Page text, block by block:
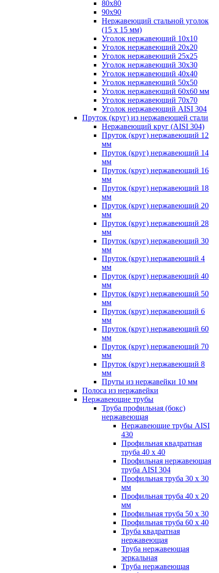
80х80
90х90
Нержавеющий стальной уголок
(15 х 15 мм)
Уголок нержавеющий 10х10
Уголок нержавеющий 20х20
Уголок нержавеющий 25х25
Уголок нержавеющий 30х30
Уголок нержавеющий 40х40
Уголок нержавеющий 50х50
Уголок нержавеющий 60х60 мм
Уголок нержавеющий 70х70
Уголок нержавеющий AISI 304
Пруток (круг) из нержавеющей стали
Нержавеющий круг (AISI 304)
Пруток (круг) нержавеющий 12
мм
Пруток (круг) нержавеющий 14
мм
Пруток (круг) нержавеющий 16
мм
Пруток (круг) нержавеющий 18
мм
Пруток (круг) нержавеющий 20
мм
Пруток (круг) нержавеющий 28
мм
Пруток (круг) нержавеющий 30
мм
Пруток (круг) нержавеющий 4
мм
Пруток (круг) нержавеющий 40
мм
Пруток (круг) нержавеющий 50
мм
Пруток (круг) нержавеющий 6
мм
Пруток (круг) нержавеющий 60
мм
Пруток (круг) нержавеющий 70
мм
Пруток (круг) нержавеющий 8
мм
Пруты из нержавейки 10 мм
Полоса из нержавейки
Нержавеющие трубы
Труба профильная (бокс)
нержавеющая
Нержавеющие трубы AISI
430
Профильная квадратная
труба 40 х 40
Профильная нержавеющая
труба AISI 304
Профильная труба 30 х 30
мм
Профильная труба 40 х 20
мм
Профильная труба 50 х 30
Профильная труба 60 х 40
Труба квадратная
нержавеющая
Труба нержавеющая
зеркальная
Труба нержавеющая